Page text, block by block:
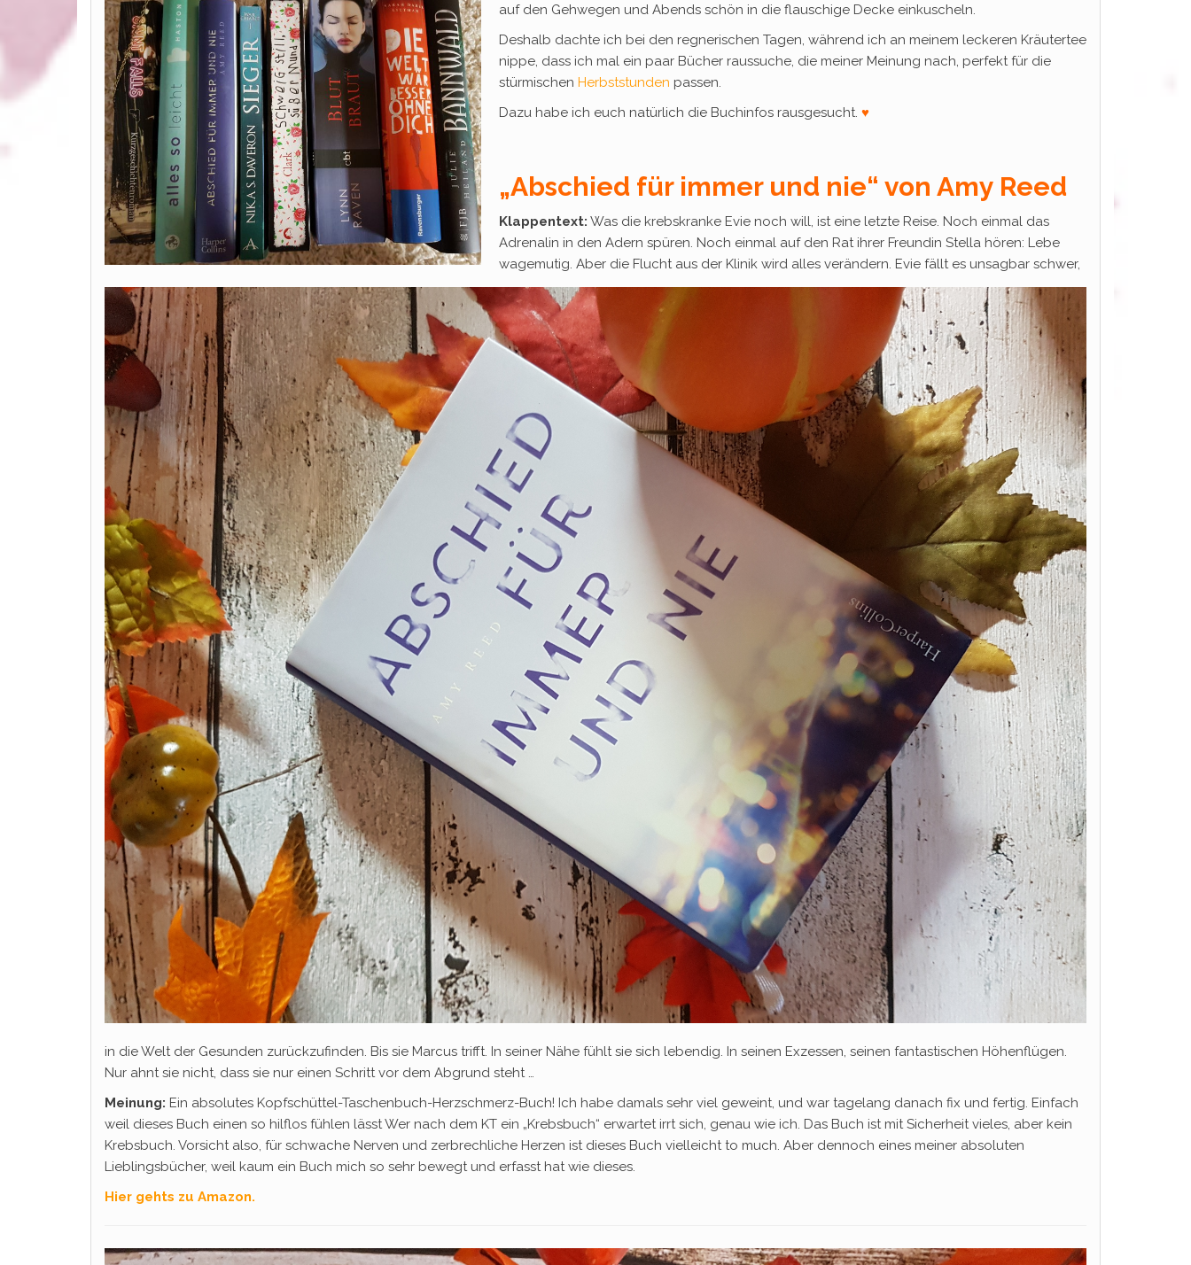
auf den Gehwegen und Abends schön in die flauschige Decke einkuscheln.
Deshalb dachte ich bei den regnerischen Tagen, während ich an meinem leckeren Kräutertee
nippe, dass ich mal ein paar Bücher raussuche, die meiner Meinung nach, perfekt für die
stürmischen Herbststunden passen.
Dazu habe ich euch natürlich die Buchinfos rausgesucht. ♥
„Abschied für immer und nie“ von Amy Reed
Klappentext: Was die krebskranke Evie noch will, ist eine letzte Reise. Noch einmal das
Adrenalin in den Adern spüren. Noch einmal auf den Rat ihrer Freundin Stella hören: Lebe
wagemutig. Aber die Flucht aus der Klinik wird alles verändern. Evie fällt es unsagbar schwer,
in die Welt der Gesunden zurückzufinden. Bis sie Marcus trifft. In seiner Nähe fühlt sie sich lebendig. In seinen Exzessen, seinen fantastischen Höhenflügen.
Nur ahnt sie nicht, dass sie nur einen Schritt vor dem Abgrund steht …
Meinung: Ein absolutes Kopfschüttel-Taschenbuch-Herzschmerz-Buch! Ich habe damals sehr viel geweint, und war tagelang danach fix und fertig. Einfach
weil dieses Buch einen so hilflos fühlen lässt Wer nach dem KT ein „Krebsbuch“ erwartet irrt sich, genau wie ich. Das Buch ist mit Sicherheit vieles, aber kein
Krebsbuch. Vorsicht also, für schwache Nerven und zerbrechliche Herzen ist dieses Buch vielleicht to much. Aber dennoch eines meiner absoluten
Lieblingsbücher, weil kaum ein Buch mich so sehr bewegt und erfasst hat wie dieses.
Hier gehts zu Amazon.